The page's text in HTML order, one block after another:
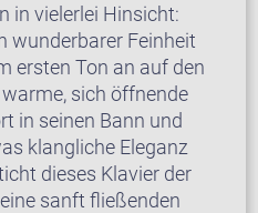
in vielerlei Hinsicht:
wunderbarer Feinheit
ersten Ton an auf den
sich öffnende
in seinen Bann und
klangliche Eleganz
dieses Klavier der
sanft fließenden